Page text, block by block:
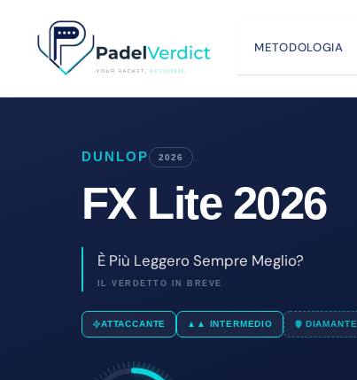
contenuto
METODOLOGIA
DUNLOP 2026
FX Lite 2026
È Più Leggero Sempre Meglio?
IL VERDETTO IN BREVE
ATTACCANTE ▲▲ INTERMEDIO DIAMANTE